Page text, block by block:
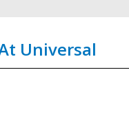
Universal